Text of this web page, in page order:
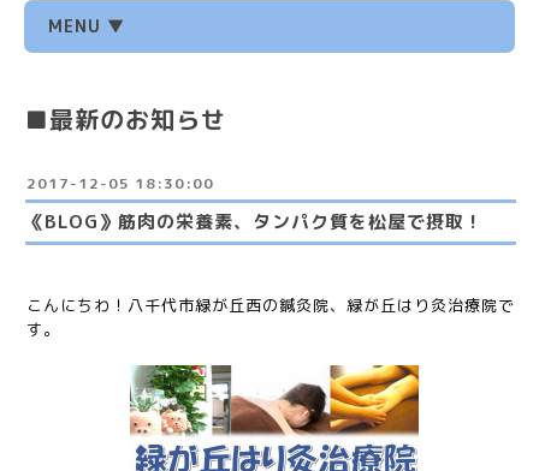
MENU ▼
■最新のお知らせ
2017-12-05 18:30:00
《BLOG》筋肉の栄養素、タンパク質を松屋で摂取！
こんにちわ！八千代市緑が丘西の鍼灸院、緑が丘はり灸治療院で
す。